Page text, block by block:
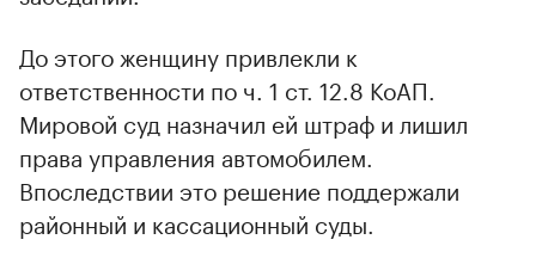
До этого женщину привлекли к
ответственности по ч. 1 ст. 12.8 КоАП.
Мировой суд назначил ей штраф и лишил
права управления автомобилем.
Впоследствии это решение поддержали
районный и кассационный суды.